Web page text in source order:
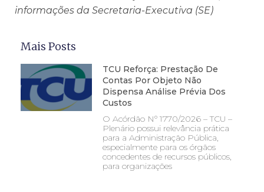
informações da Secretaria-Executiva (SE)
Mais Posts
TCU Reforça: Prestação De
Contas Por Objeto Não
Dispensa Análise Prévia Dos
Custos
O Acórdão Nº 1770/2026 – TCU –
Plenário possui relevância prática
para a Administração Pública,
especialmente para os órgãos
concedentes de recursos públicos,
para organizações